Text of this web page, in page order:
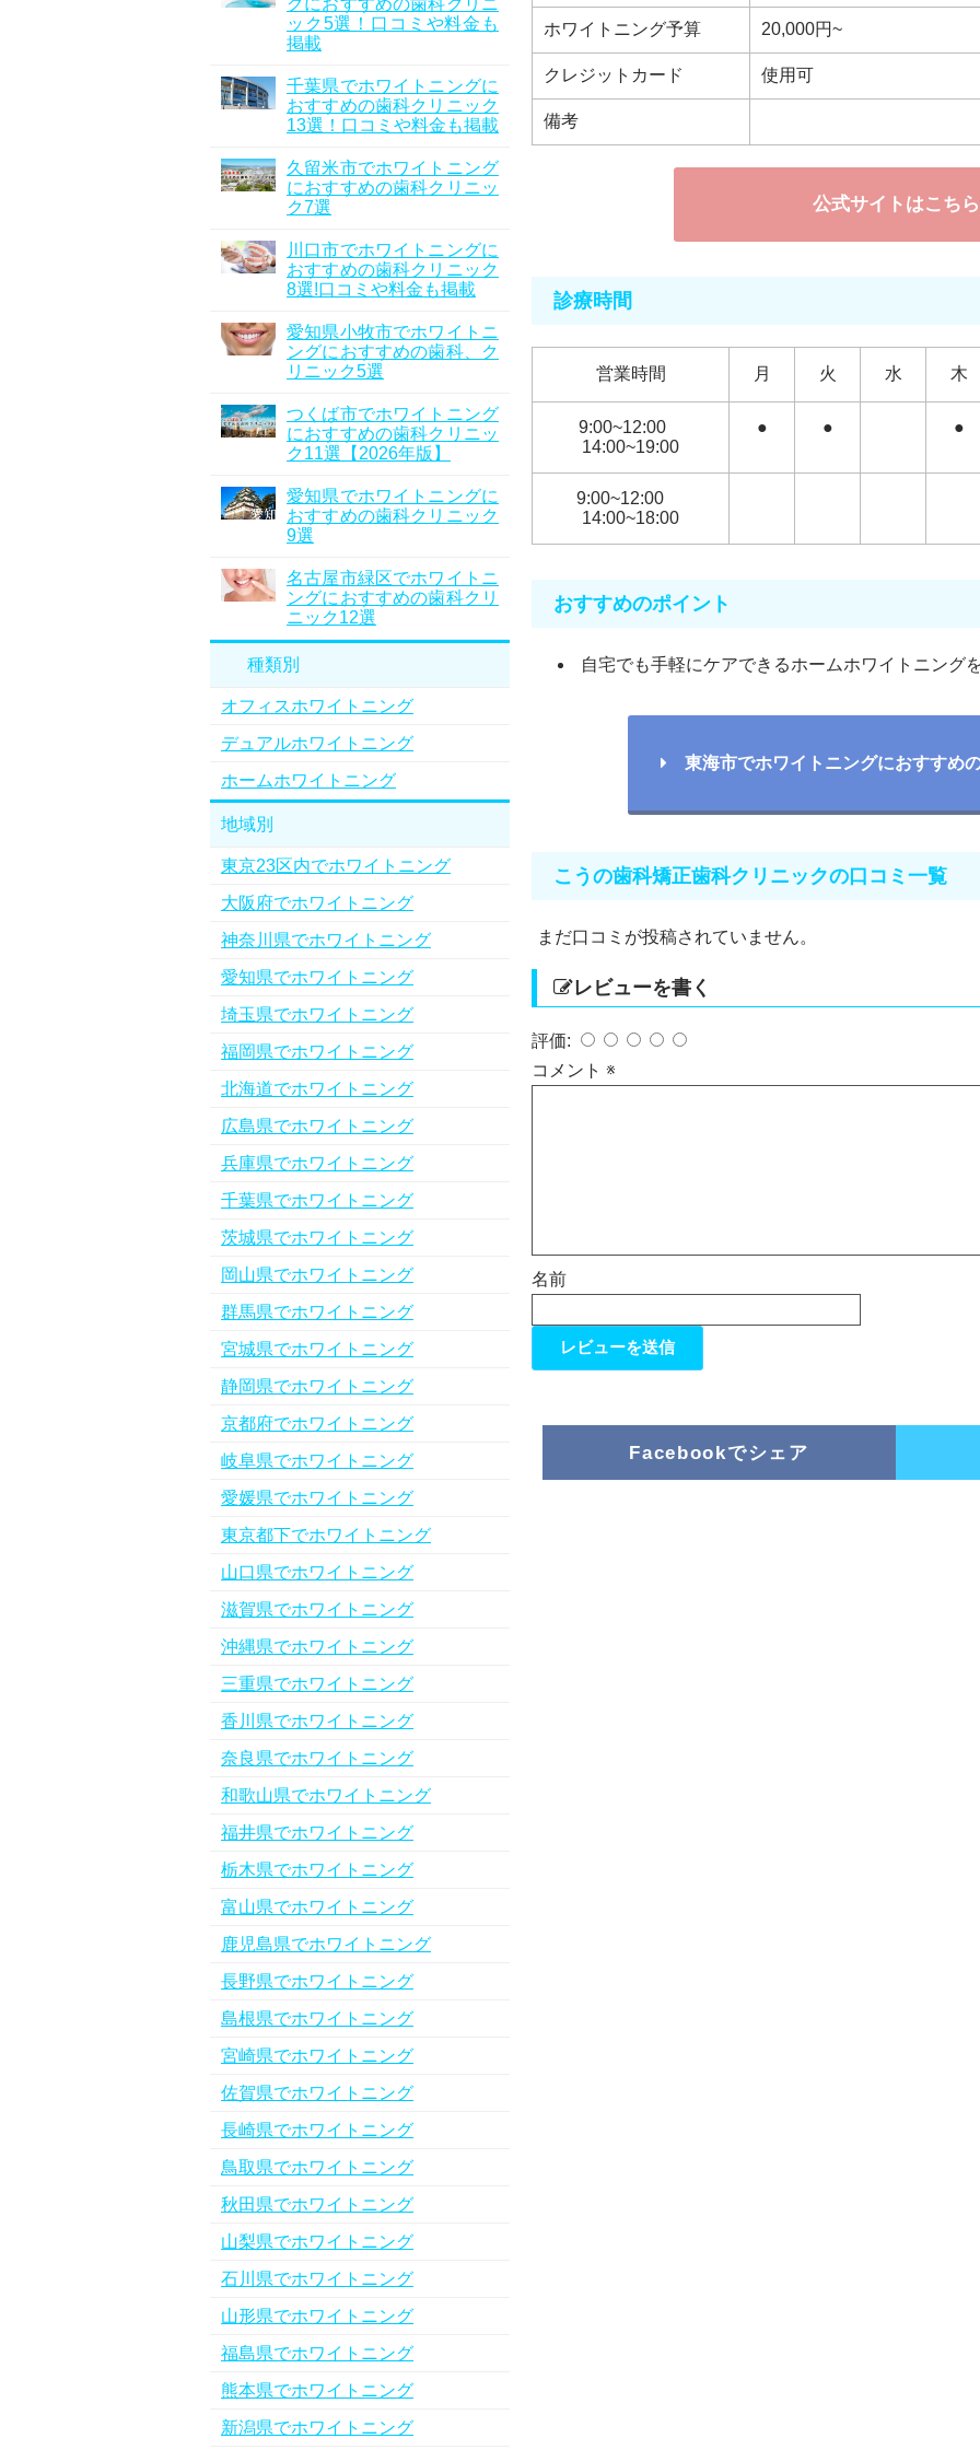
ホワイトニング予算 20,000円~
クレジットカード 使用可
備考
公式サイトはこちら
診療時間
営業時間 月 火 水 木
9:00~12:00
14:00~19:00
● ● ●
9:00~12:00
14:00~18:00
おすすめのポイント
自宅でも手軽にケアできるホームホワイトニング
東海市でホワイトニングにおすすめ
こうの歯科矯正歯科クリニックの口コミ一覧
まだ口コミが投稿されていません。
レビューを書く
コメント ※
名前
評価:
Facebookでシェア
グにおすすめの歯科クリニ
ック5選！口コミや料金も
掲載
千葉県でホワイトニングに
おすすめの歯科クリニック
13選！口コミや料金も掲載
久留米市でホワイトニング
におすすめの歯科クリニッ
ク7選
川口市でホワイトニングに
おすすめの歯科クリニック
8選!口コミや料金も掲載
愛知県小牧市でホワイトニ
ングにおすすめの歯科、ク
リニック5選
つくば市でホワイトニング
におすすめの歯科クリニッ
ク11選【2026年版】
愛知県でホワイトニングに
おすすめの歯科クリニック
9選
名古屋市緑区でホワイトニ
ングにおすすめの歯科クリ
ニック12選
種類別
オフィスホワイトニング
デュアルホワイトニング
ホームホワイトニング
地域別
東京23区内でホワイトニング
大阪府でホワイトニング
神奈川県でホワイトニング
愛知県でホワイトニング
埼玉県でホワイトニング
福岡県でホワイトニング
北海道でホワイトニング
広島県でホワイトニング
兵庫県でホワイトニング
千葉県でホワイトニング
茨城県でホワイトニング
岡山県でホワイトニング
群馬県でホワイトニング
宮城県でホワイトニング
静岡県でホワイトニング
京都府でホワイトニング
岐阜県でホワイトニング
愛媛県でホワイトニング
東京都下でホワイトニング
山口県でホワイトニング
滋賀県でホワイトニング
沖縄県でホワイトニング
三重県でホワイトニング
香川県でホワイトニング
奈良県でホワイトニング
和歌山県でホワイトニング
福井県でホワイトニング
栃木県でホワイトニング
富山県でホワイトニング
鹿児島県でホワイトニング
長野県でホワイトニング
島根県でホワイトニング
宮崎県でホワイトニング
佐賀県でホワイトニング
長崎県でホワイトニング
鳥取県でホワイトニング
秋田県でホワイトニング
山梨県でホワイトニング
石川県でホワイトニング
山形県でホワイトニング
福島県でホワイトニング
熊本県でホワイトニング
新潟県でホワイトニング